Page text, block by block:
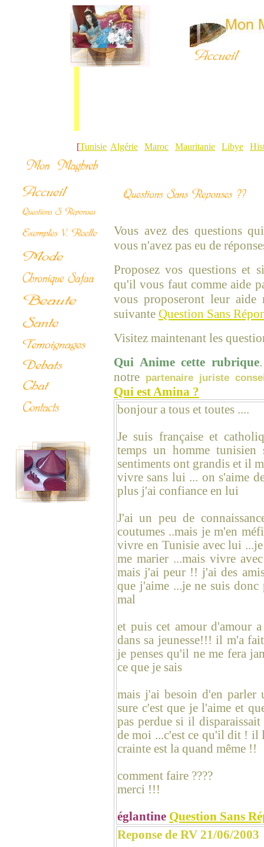
[Tunisie Algérie Maroc Mauritanie Libye
Vous avez des questions
vous n'avez pas eu de
Proposez vos questions et
qu'il vous faut comme aide
vous proposeront leur
suivante Question Sans
Visitez maintenant les
Qui Anime cette rubrique
notre partenaire juriste
Qui est Amina ?
bonjour a tous et toutes ....
Je suis française et
temps un homme
sentiments ont grandis et il
vivre sans lui ... on s'aime
plus j'ai confiance en lui
J'ai un peu de
coutumes ..mais je m'en
vivre en Tunisie avec lui
me marier ...mais vivre
mais j'ai peur !! j'ai des
que j'aime ...je ne suis
mal
et puis cet amour d'amour
dans sa jeunesse!!! il m'a
je penses qu'il ne me fera
ce que je sais
mais j'ai besoin d'en parler
sure c'est que je l'aime et
pas perdue si il
de moi ...c'est ce qu'il dit ! il
crainte est la quand même !!
comment faire ????
merci !!!
églantine Question Sans
Reponse de RV 21/06/2003